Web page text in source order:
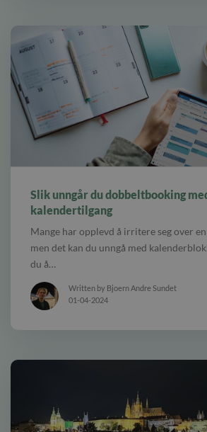
skjerm med flere avtaler
Slik unngår du dobbeltbooking
kalendertilgang
Mange har opplevd å irritere seg over
men det kan du unngå med
du å…
Written by Bjoern Andre Sundet
01-04-2024